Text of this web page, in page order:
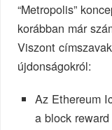
“Metropolis”
korábban már
Viszont
újdonságokról:
Az Ethereum
a block